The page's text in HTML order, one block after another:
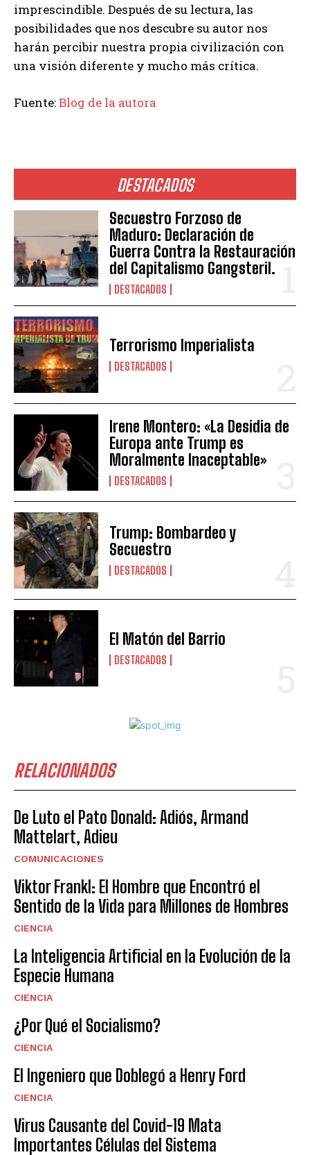
DESTACADOS
Secuestro Forzoso de
Maduro: Declaración de
Guerra Contra la Restauración
del Capitalismo Gangsteril.
DESTACADOS
Terrorismo Imperialista
DESTACADOS
Irene Montero: «La Desidia de
Europa ante Trump es
Moralmente Inaceptable»
DESTACADOS
Trump: Bombardeo y
Secuestro
DESTACADOS
El Matón del Barrio
DESTACADOS
RELACIONADOS
De Luto el Pato Donald: Adiós, Armand
Mattelart, Adieu
COMUNICACIONES
Viktor Frankl: El Hombre que Encontró el
Sentido de la Vida para Millones de Hombres
CIENCIA
La Inteligencia Artificial en la Evolución de la
Especie Humana
CIENCIA
¿Por Qué el Socialismo?
CIENCIA
El Ingeniero que Doblegó a Henry Ford
CIENCIA
Virus Causante del Covid-19 Mata
Importantes Células del Sistema
imprescindible. Después de su lectura, las
posibilidades que nos descubre su autor nos
harán percibir nuestra propia civilización con
una visión diferente y mucho más crítica.
Fuente:Blog de la autora